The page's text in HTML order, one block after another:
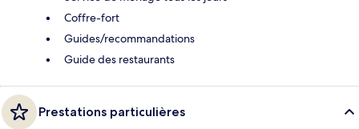
Coffre-fort
Guides/recommandations
Guide des restaurants
Prestations particulières